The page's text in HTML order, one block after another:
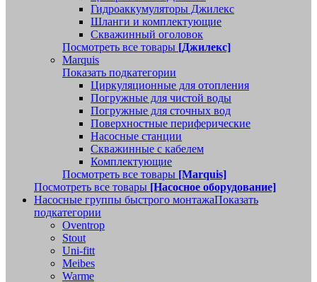
Гидроаккумуляторы Джилекс
Шланги и комплектующие
Скважинный оголовок
Посмотреть все товары [Джилекс]
Marquis
Показать подкатегории
Циркуляционные для отопления
Погружные для чистой воды
Погружные для сточных вод
Поверхностные периферические
Насосные станции
Скважинные с кабелем
Комплектующие
Посмотреть все товары [Marquis]
Посмотреть все товары [Насосное оборудование]
Насосные группы быстрого монтажаПоказать
подкатегории
Oventrop
Stout
Uni-fitt
Meibes
Warme